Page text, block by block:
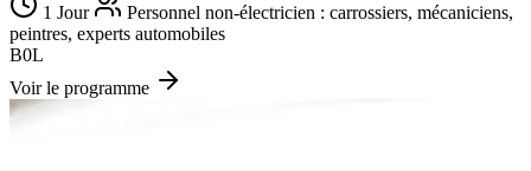
1 Jour
Personnel non-électricien : carrossiers, mécaniciens,
peintres, experts automobiles
B0L
Voir le programme